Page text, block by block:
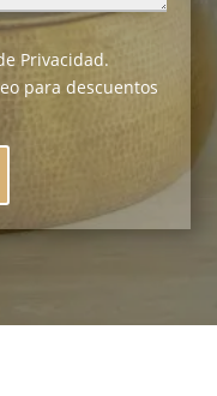
Privacidad.
para descuentos